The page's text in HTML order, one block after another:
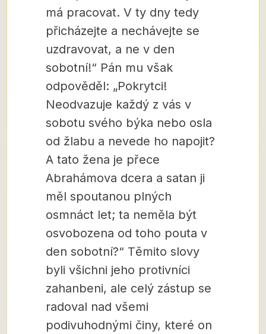
má pracovat. V ty dny tedy
přicházejte a nechávejte se
uzdravovat, a ne v den
sobotní!“ Pán mu však
odpověděl: „Pokrytci!
Neodvazuje každý z vás v
sobotu svého býka nebo osla
od žlabu a nevede ho napojit?
A tato žena je přece
Abrahámova dcera a satan ji
měl spoutanou plných
osmnáct let; ta neměla být
osvobozena od toho pouta v
den sobotní?“ Těmito slovy
byli všichni jeho protivníci
zahanbeni, ale celý zástup se
radoval nad všemi
podivuhodnými činy, které on